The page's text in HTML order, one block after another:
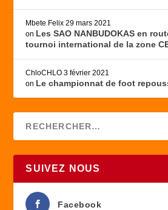
Mbete Felix 29 mars 2021
on Les SAO NANBUDOKAS en
tournoi international de la zone
ChloCHLO 3 février 2021
on Le championnat de foot
SUIVEZ NOUS
Facebook